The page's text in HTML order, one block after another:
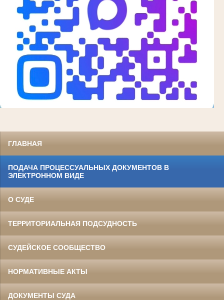
ГЛАВНАЯ
ПОДАЧА ПРОЦЕССУАЛЬНЫХ ДОКУМЕНТОВ В
ЭЛЕКТРОННОМ ВИДЕ
О СУДЕ
ТЕРРИТОРИАЛЬНАЯ ПОДСУДНОСТЬ
СУДЕЙСКОЕ СООБЩЕСТВО
НОРМАТИВНЫЕ АКТЫ
ДОКУМЕНТЫ СУДА